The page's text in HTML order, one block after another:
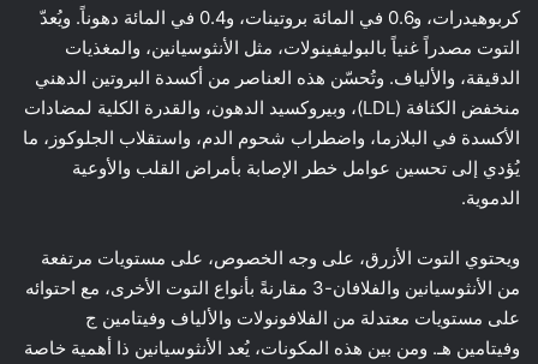
كربوهيدرات، و0.6 في المائة بروتينات، و0.4 في المائة دهوناً. ويُعدّ
التوت مصدراً غنياً بالبوليفينولات، مثل الأنثوسيانين، والمغذيات
الدقيقة، والألياف. وتُحسّن هذه العناصر من أكسدة البروتين الدهني
منخفض الكثافة (LDL)، وبيروكسيد الدهون، والقدرة الكلية لمضادات
الأكسدة في البلازما، واضطراب شحوم الدم، واستقلاب الجلوكوز، ما
يُؤدي إلى تحسين عوامل خطر الإصابة بأمراض القلب والأوعية
الدموية.
ويحتوي التوت الأزرق، على وجه الخصوص، على مستويات مرتفعة
من الأنثوسيانين والفلافان-3 مقارنةً بأنواع التوت الأخرى، مع احتوائه
على مستويات معتدلة من الفلافونولات والألياف وفيتامين ج
وفيتامين هـ. ومن بين هذه المكونات، يُعد الأنثوسيانين ذا أهمية خاصة